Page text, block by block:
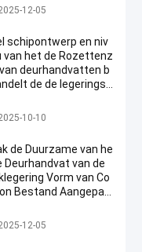
van de zinkle
12-05
schipontwerp en niv
van het de Rozettenz
deurhandvatten b
de de legeringsd
van de zinkle
10-10
de Duurzame van he
Deurhandvat van de
Vorm van Co
Bestand Aangepas
van de zinkle
12-05